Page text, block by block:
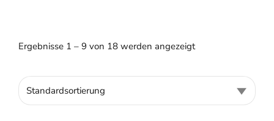
Ergebnisse 1 – 9 von 18 werden angezeigt